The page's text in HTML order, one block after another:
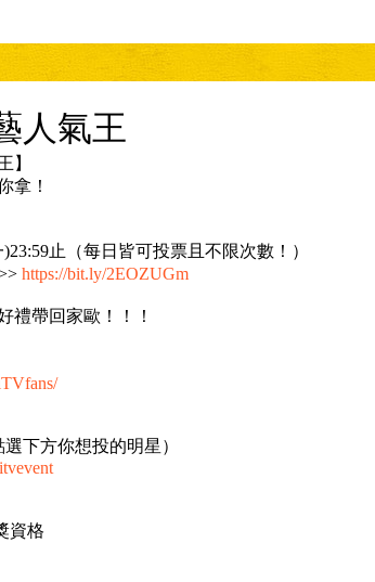
人氣王
】
拿！
)23:59止（每日皆可投票且不限次數！）
https://bit.ly/2EOZUGm
禮帶回家歐！！！
下方你想投的明星）
資格